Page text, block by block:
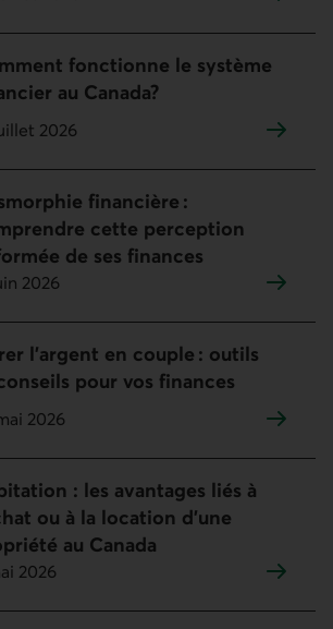
fonctionne le système
au Canada?
2026
financière :
cette perception
de ses finances
2026
l’argent en couple : outils
pour vos finances
2026
: les avantages liés à
ou à la location d'une
au Canada
2026